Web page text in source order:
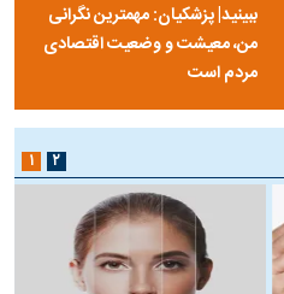
ببینید| پزشکیان: مهمترین نگرانی
من، معیشت و وضعیت اقتصادی
مردم است
۱ ۲